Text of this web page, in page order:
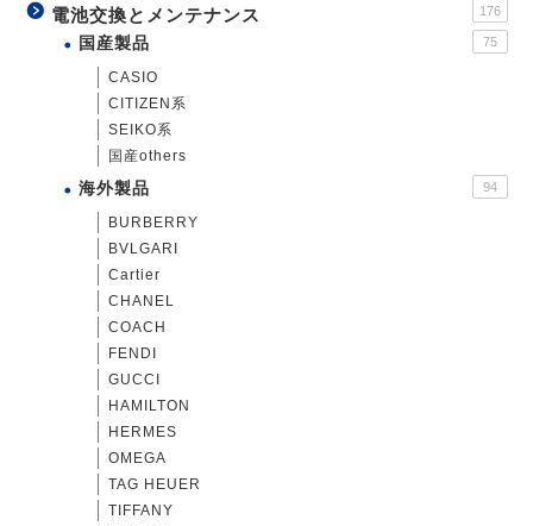
電池交換とメンテナンス 176
国産製品 75
CASIO
CITIZEN系
SEIKO系
国産others
海外製品 94
BURBERRY
BVLGARI
Cartier
CHANEL
COACH
FENDI
GUCCI
HAMILTON
HERMES
OMEGA
TAG HEUER
TIFFANY